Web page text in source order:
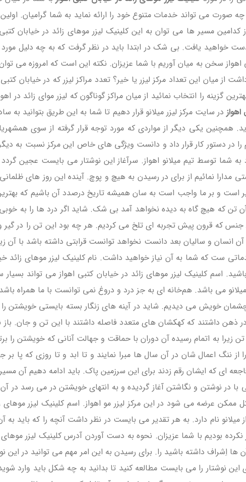
صورت می تواند خدمات متنوع خود را ارائه نماید به شما گرامیان.
مسیر ها می توان به این کلینیک لیزر موهای زائد در خیابان
خواهید یافت. بی شک در ابتدا باید در نظر گرفت که به چه دلیل
اهواز سخن به میان آوریم با شما عزیزان. نکته این است که امروزه می
از میان این تعداد مرکز لیزر یا خیر؟ تعدد مراکز لیزر که در خیابان
گزینه را انتخاب نمائید از میان مراکز گوناگون که لیزر موای زائد
در سایت مرکز لیزر میلانو قرار دهیم تا شما به این طریق بتوانید به
همچنین یکی دیگر از مواردی که مورد توجه قرار گرفته از سوی
را در دستور کار قرار داد و دانست ویژگی های خاص این مرکز نسبت به
به شما توسط تیم میلانو اهواز. سرآغاز این نوشتار می بایست عجین
مدارا نمائیم از برای در رسیدن به هیچ و پوچ. آینده این روز های
است و بر ما واجب است به سان همیشه تاریخ درصدد آن باشیم که
تن که هیچ گاه به دیده نخواهد آمد بی شک. شاید اگر درد ها را به
جنس که قرون پیش تجربه ای تلخ می کردیم. هر چه بود این تن را در
انسان و سالیان بعد دانست نخواهد توانست قرابتی داشته باشد با
ست که شما به آن نیاز خواهید داشت. نام کلینیک لیزر موهای زائد
اسم کلینیک لیزر موهای زائد در خیابان کتبی اهواز می تواند
می باشد. هم‌خانه ای به جز درد و دروغ نمی توانست با ما همراه
خویش می دیدیم. شاید در آینه های زنگار بسته بایستی خویشتن
در ذهن داشتند که کهکشان های متعدد فاصله داشتند با این تن و جان.
تن زیرا به اتمام رسیده آن دوران با حماقت و جهالت آنانی که خویشتن
ننگ اعمال شان در آن سال ها مبرا نمایند و تا ابد و تا روزی که
ای که ایشان رقم زدند برای این سرزمین پاک. باید ادامه دهیم آن
با در نوشتن و نگاشتن آغاز گردیده و به انتهای خویشتن در می رسد در
ممکن عرضه می شود در این مرکز لیزر مو اهواز. اسم کلینیک لیزر
میلانو نام دارد. به هر تقدیر می بایست در نظر داشت آنچه را که
نکرده بودیم با شما عزیزان. نحوه به دست آوردن آدرس کلینیک لیزر
ها اِشراف داشته باشید را. برای رسیدن به این امر مهم می توانید در
را می بایست مطالعه کنید تا بدانید به چه شکل باید وارد شوید